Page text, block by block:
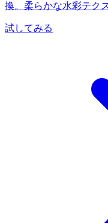
換。柔らかな水彩テク
試してみる